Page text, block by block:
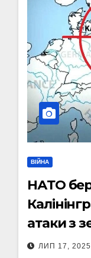
ВІЙНА
НАТО
атаки з
ЛИП 17, 2025